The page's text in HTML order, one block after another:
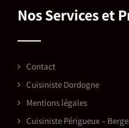
Nos Services et
Contact
Cuisiniste Dordogne
Mentions légales
Cuisiniste Périgueux –